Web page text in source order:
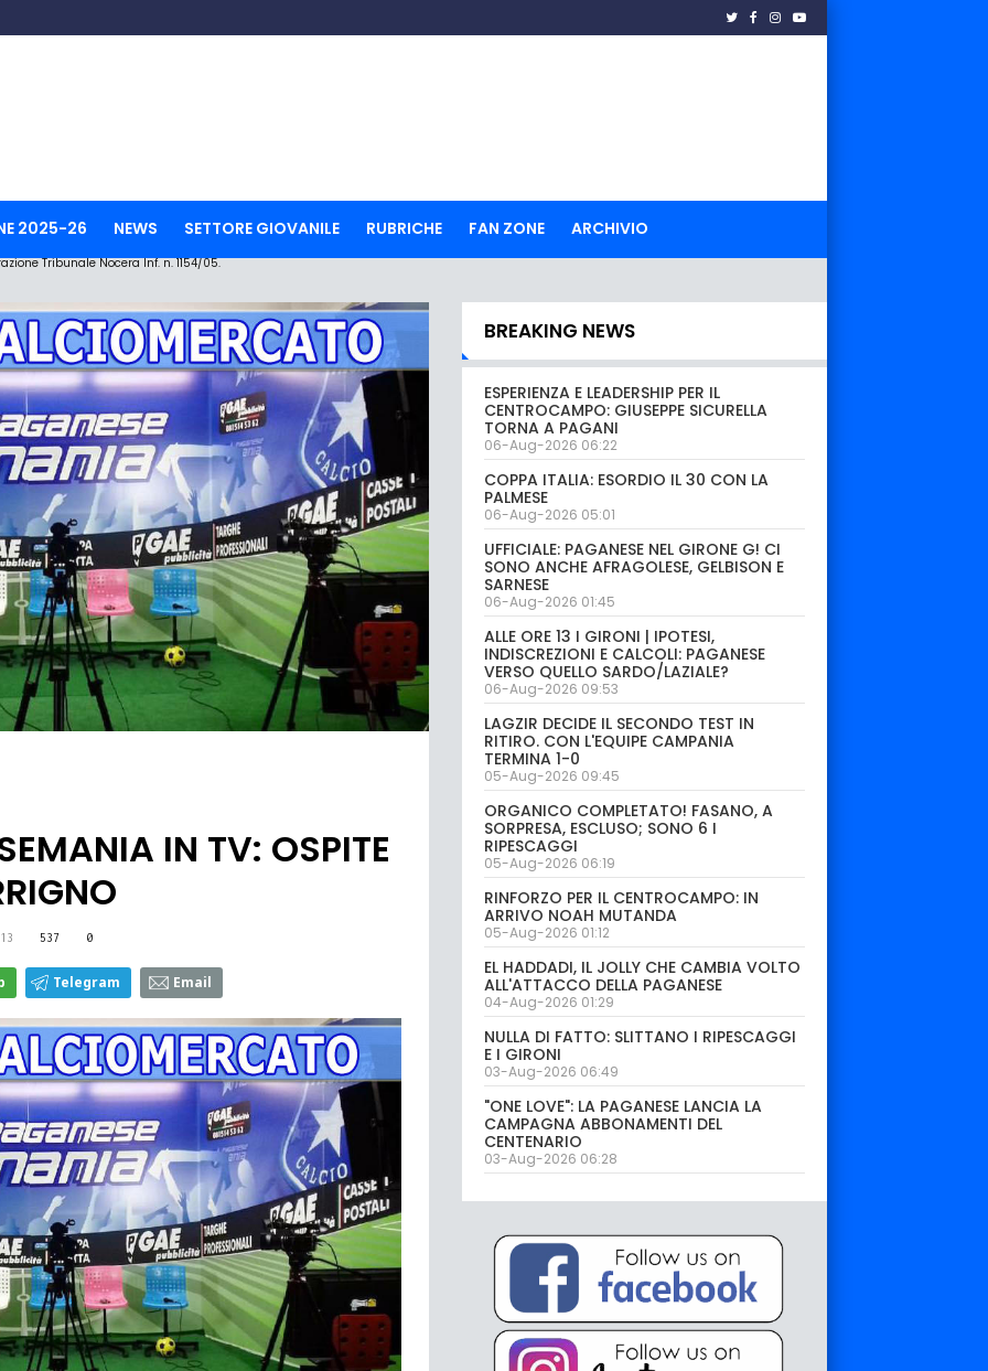
2025-26 NEWS SETTORE GIOVANILE RUBRICHE FAN ZONE ARCHIVIO
Tribunale Nocera Inf. n. 1154/05.
IN TV: OSPITE
537 0
Telegram Email
BREAKING NEWS
ESPERIENZA E LEADERSHIP PER IL
CENTROCAMPO: GIUSEPPE SICURELLA
TORNA A PAGANI
06-Aug-2026 06:22
COPPA ITALIA: ESORDIO IL 30 CON LA
PALMESE
06-Aug-2026 05:01
UFFICIALE: PAGANESE NEL GIRONE G! CI
SONO ANCHE AFRAGOLESE, GELBISON E
SARNESE
06-Aug-2026 01:45
ALLE ORE 13 I GIRONI | IPOTESI,
INDISCREZIONI E CALCOLI: PAGANESE
VERSO QUELLO SARDO/LAZIALE?
06-Aug-2026 09:53
LAGZIR DECIDE IL SECONDO TEST IN
RITIRO. CON L'EQUIPE CAMPANIA
TERMINA 1-0
05-Aug-2026 09:45
ORGANICO COMPLETATO! FASANO, A
SORPRESA, ESCLUSO; SONO 6 I
RIPESCAGGI
05-Aug-2026 06:19
RINFORZO PER IL CENTROCAMPO: IN
ARRIVO NOAH MUTANDA
05-Aug-2026 01:12
EL HADDADI, IL JOLLY CHE CAMBIA VOLTO
ALL'ATTACCO DELLA PAGANESE
04-Aug-2026 01:29
NULLA DI FATTO: SLITTANO I RIPESCAGGI
E I GIRONI
03-Aug-2026 06:49
"ONE LOVE": LA PAGANESE LANCIA LA
CAMPAGNA ABBONAMENTI DEL
CENTENARIO
03-Aug-2026 06:28